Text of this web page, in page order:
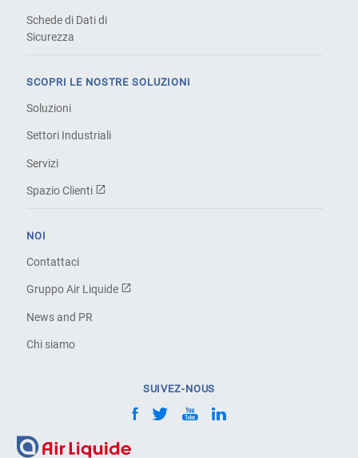
Schede di Dati di
Sicurezza
SCOPRI LE NOSTRE SOLUZIONI
Soluzioni
Settori Industriali
Servizi
Spazio Clienti
NOI
Contattaci
Gruppo Air Liquide
News and PR
Chi siamo
SUIVEZ-NOUS